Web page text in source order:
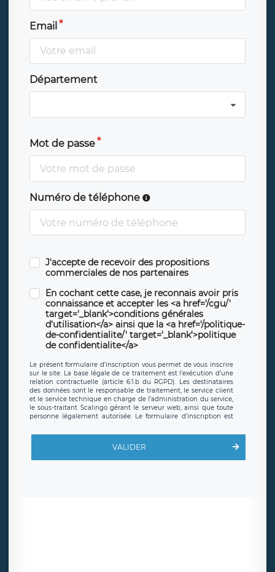
Email
Département
Mot de passe
Numéro de téléphone
J'accepte de recevoir des propositions
commerciales de nos partenaires
En cochant cette case, je reconnais avoir pris
connaissance et accepter les <a href='/cgu/'
target='_blank'>conditions générales
d'utilisation</a> ainsi que la <a href='/politique-
de-confidentialite/' target='_blank'>politique
de confidentialite</a>
Le présent formulaire d’inscription vous permet de vous inscrire
sur le site. La base légale de ce traitement est l’exécution d’une
relation contractuelle (article 6.1.b du RGPD). Les destinataires
des données sont le responsable de traitement, le service client
et le service technique en charge de l’administration du service,
le sous-traitant Scalingo gérant le serveur web, ainsi que toute
personne légalement autorisée. Le formulaire d’inscription est
offrant desclauses de protection conformes au RGPD. Les
en sollicite la suppression, étant entendu que vous pouvez
demander la suppression de vos données et retirer votre
VALIDER